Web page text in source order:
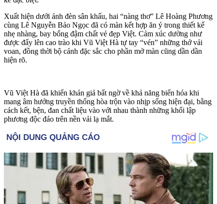
Xuất hiện dưới ánh đèn sân khấu, hai “nàng thơ” Lê Hoàng Phương
cùng Lê Nguyễn Bảo Ngọc đã có màn kết hợp ăn ý trong thiết kế
nhẹ nhàng, bay bổng đậm chất vẻ đẹp Việt. Cảm xúc dường như
được đẩy lên cao trào khi Vũ Việt Hà tự tay “vén” những thớ vải
voan, đồng thời bộ cánh đặc sắc cho phần mở màn cũng dần dần
hiện rõ.
Vũ Việt Hà đã khiến khán giả bất ngờ về khả năng biến hóa khi
mang âm hưởng truyền thống hòa trộn vào nhịp sống hiện đại, bằng
cách kết, bện, đan chất liệu vào với nhau thành những khối lập
phương độc đáo trên nền vải lạ mắt.